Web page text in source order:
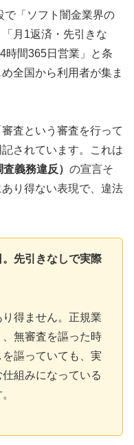
で「ソフト闇金業界の
月1返済・先引きな
時間365日営業」と条
全国から利用者が集ま
査という審査を行って
されています。これは
義務違反） の宣言そ
り得ない表現で、違法
。先引きなしで実際
り得ません。正規業
無審査を謳った時
謳っていても、実
組みになっている